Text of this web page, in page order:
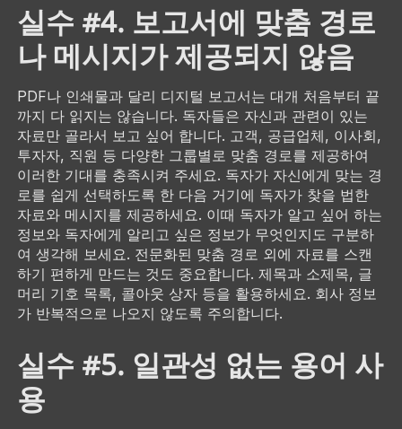
실수 #4. 보고서에 맞춤 경로
나 메시지가 제공되지 않음
PDF나 인쇄물과 달리 디지털 보고서는 대개 처음부터 끝
까지 다 읽지는 않습니다. 독자들은 자신과 관련이 있는
자료만 골라서 보고 싶어 합니다. 고객, 공급업체, 이사회,
투자자, 직원 등 다양한 그룹별로 맞춤 경로를 제공하여
이러한 기대를 충족시켜 주세요. 독자가 자신에게 맞는 경
로를 쉽게 선택하도록 한 다음 거기에 독자가 찾을 법한
자료와 메시지를 제공하세요. 이때 독자가 알고 싶어 하는
정보와 독자에게 알리고 싶은 정보가 무엇인지도 구분하
여 생각해 보세요. 전문화된 맞춤 경로 외에 자료를 스캔
하기 편하게 만드는 것도 중요합니다. 제목과 소제목, 글
머리 기호 목록, 콜아웃 상자 등을 활용하세요. 회사 정보
가 반복적으로 나오지 않도록 주의합니다.
실수 #5. 일관성 없는 용어 사
용